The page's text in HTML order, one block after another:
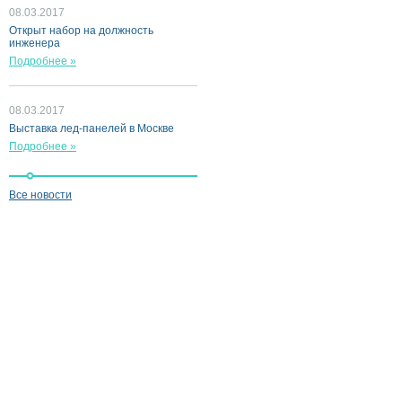
08.03.2017
Открыт набор на должность
инженера
Подробнее »
08.03.2017
Выставка лед-панелей в Москве
Подробнее »
Все новости